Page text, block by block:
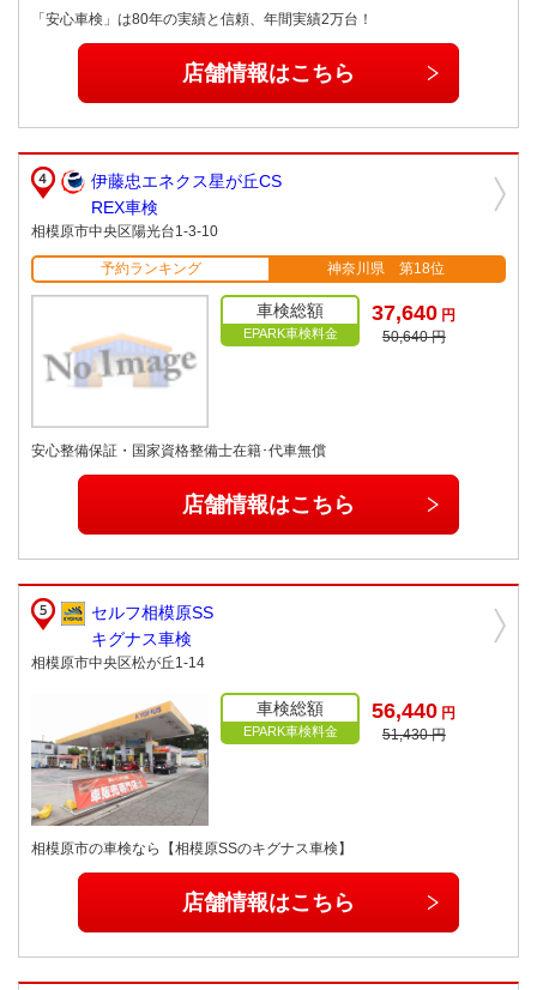
「安心車検」は80年の実績と信頼、年間実績2万台！
店舗情報はこちら
伊藤忠エネクス星が丘CS
REX車検
相模原市中央区陽光台1-3-10
予約ランキング 神奈川県 第18位
車検総額
EPARK車検料金
37,640 円
50,640 円
安心整備保証・国家資格整備士在籍･代車無償
店舗情報はこちら
セルフ相模原SS
キグナス車検
相模原市中央区松が丘1-14
車検総額
EPARK車検料金
56,440 円
51,430 円
相模原市の車検なら【相模原SSのキグナス車検】
店舗情報はこちら